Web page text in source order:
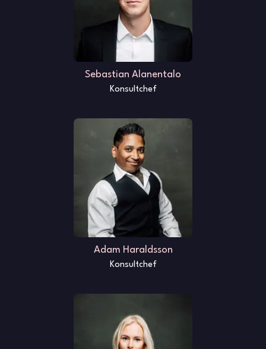
Sebastian Alanentalo
Konsultchef
Adam Haraldsson
Konsultchef